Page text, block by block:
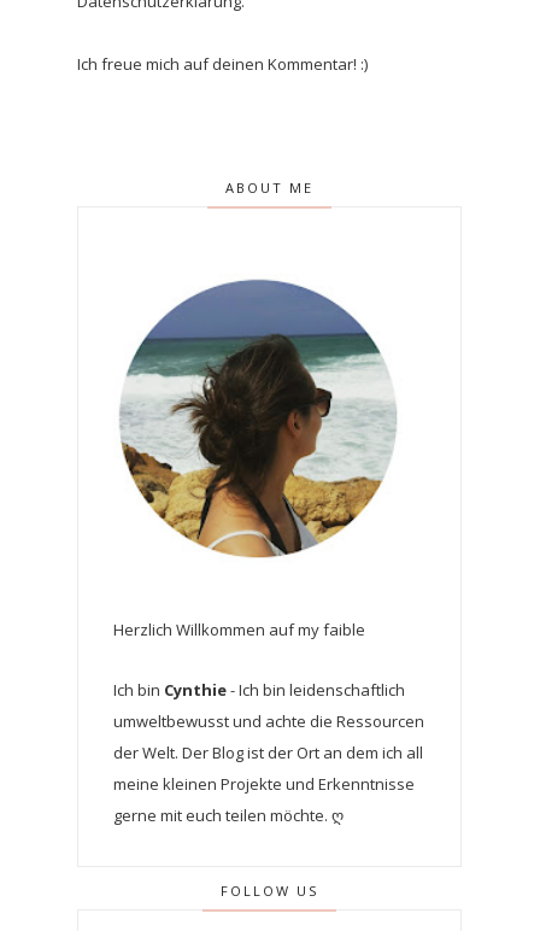
Ich freue mich auf deinen Kommentar! :)
ABOUT ME
Herzlich Willkommen auf my faible
Ich bin Cynthie- Ich bin leidenschaftlich
umweltbewusst und achte die Ressourcen
der Welt. Der Blog ist der Ort an dem ich all
meine kleinen Projekte und Erkenntnisse
gerne mit euch teilen möchte. ღ
FOLLOW US